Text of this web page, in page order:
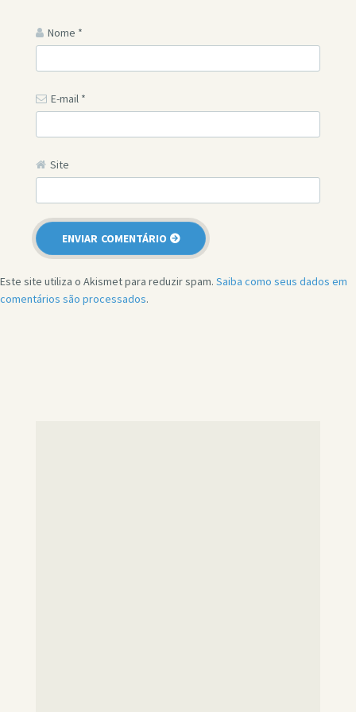
Nome *
E-mail *
Site
Este site utiliza o Akismet para reduzir spam. Saiba como seus dados em
comentários são processados.